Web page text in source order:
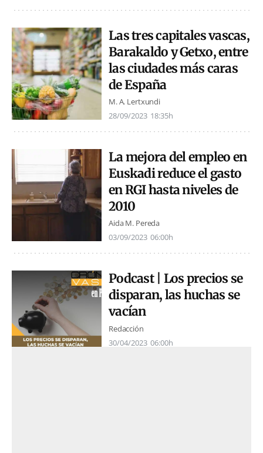
Las tres capitales vascas,
Barakaldo y Getxo, entre
las ciudades más caras
de España
M. A. Lertxundi
28/09/2023 18:35h
La mejora del empleo en
Euskadi reduce el gasto
en RGI hasta niveles de
2010
Aida M. Pereda
03/09/2023 06:00h
Podcast | Los precios se
disparan, las huchas se
vacían
Redacción
30/04/2023 06:00h